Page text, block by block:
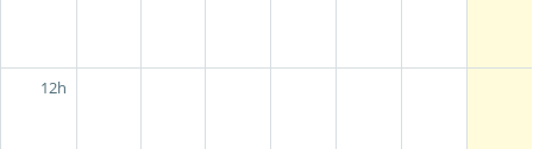
12h